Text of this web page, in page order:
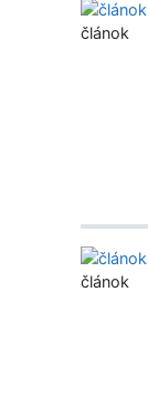
článok
článok